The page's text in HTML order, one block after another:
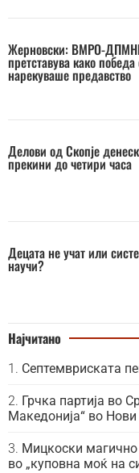
Жерновски: ВМРО-ДПМНЕ
претставува како
нарекуваше предавство
Делови од Скопје
прекини до четири часа
Децата не учат или
научи?
Најчитано
Септемвриската
Грчка партија во
Македонија“ во
Мицкоски
во „куповна моќ на